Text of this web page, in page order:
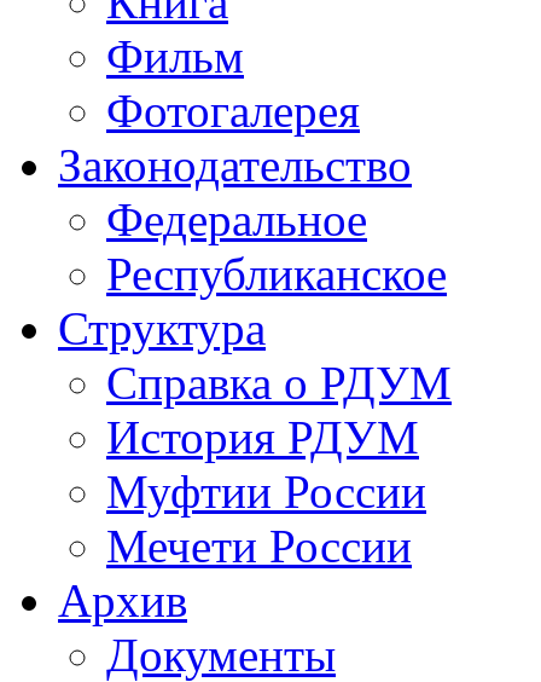
Фильм
Фотогалерея
Законодательство
Федеральное
Республиканское
Структура
Справка о РДУМ
История РДУМ
Муфтии России
Мечети России
Архив
Документы